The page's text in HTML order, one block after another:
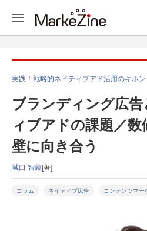
実践！戦略的ネイティブアド活用のキホン
ブランディング広
ィブアドの課題／
壁に向き合う
城口 智義[著]
コラム ネイティブ広告 コンテンツマー